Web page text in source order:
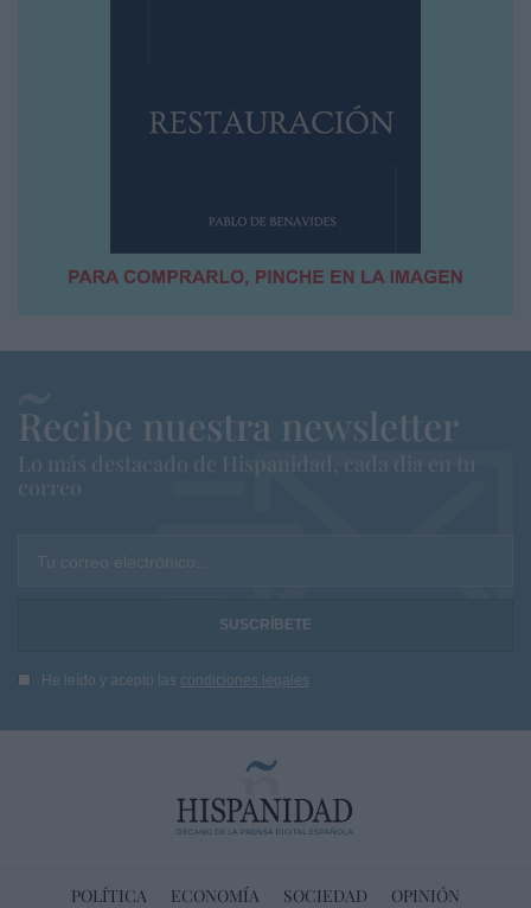
Recibe nuestra newsletter
Lo más destacado de Hispanidad, cada dia en tu
correo
Tu correo electrónico...
He leído y acepto las condiciones legales
POLÍTICA ECONOMÍA SOCIEDAD OPINIÓN